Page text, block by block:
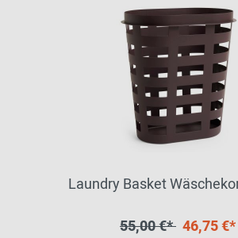
Laundry Basket
55,00 €* 46,75 €*